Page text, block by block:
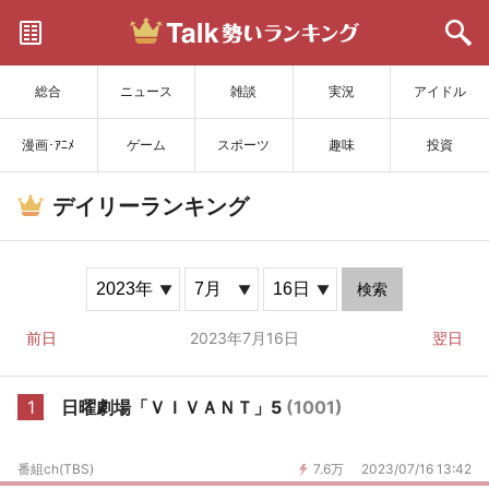
総合 ニュース 雑談 実況 アイドル
漫画･ｱﾆﾒ ゲーム スポーツ 趣味 投資
サイトを更新
デイリーランキング
検索
前日 2023年7月16日 翌日
1 日曜劇場「ＶＩＶＡＮＴ」5 (1001)
7.6万 2023/07/16 13:42
番組ch(TBS)